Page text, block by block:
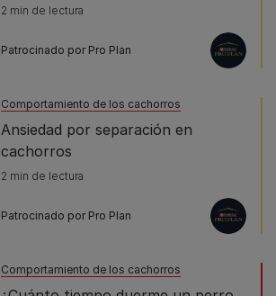
2 min de lectura
Patrocinado por Pro Plan
Comportamiento de los cachorros
Ansiedad por separación en
cachorros
2 min de lectura
Patrocinado por Pro Plan
Comportamiento de los cachorros